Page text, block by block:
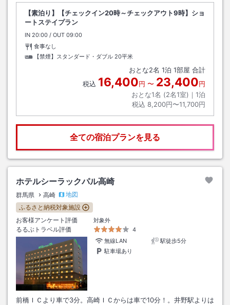
【素泊り】【チェックイン20時～チェックアウト9時】ショ
ートステイプラン
IN チェックイン
20:00 / OUT チェックアウト
09:00
食事なし
【禁煙】スタンダード・ダブル 20平米
おとな2名 1泊 1部屋 合計
税込 16,400円 〜 23,400円
おとな1名 (2名1室)｜ 1泊
税込 8,200円〜11,700円
全ての宿泊プランを見る
ホテルシーラックパル高崎
群馬県 高崎
地図
ふるさと納税対象施設
お客様アンケート評価
対象外
るるぶトラベル評価
4
無線LAN
駅徒歩5分
駐車場あり
前橋ＩＣより車で3分。高崎ＩＣからは車で10分！。井野駅よりは